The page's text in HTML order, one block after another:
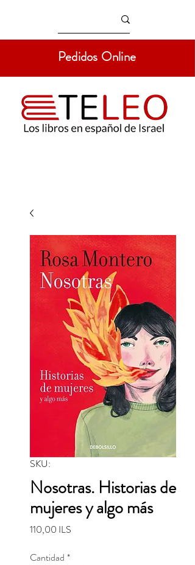
Pedidos Online
SKU:
Nosotras. Historias de
mujeres y algo más
110,00 ILS
Cantidad *